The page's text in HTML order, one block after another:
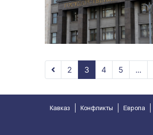
2 3 4 5 ...
Кавказ Конфликты Европа